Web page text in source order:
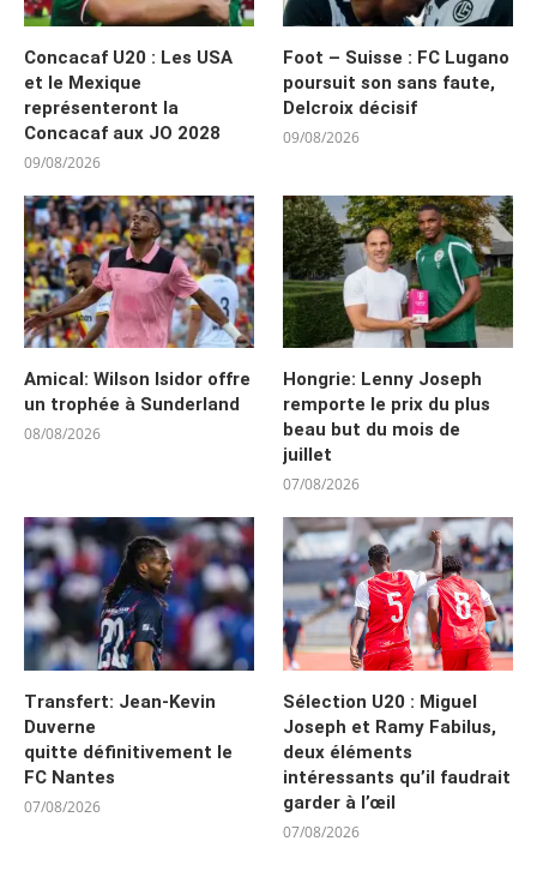
Concacaf U20 : Les USA
et le Mexique
représenteront la
Concacaf aux JO 2028
09/08/2026
Foot – Suisse : FC Lugano
poursuit son sans faute,
Delcroix décisif
09/08/2026
Amical: Wilson Isidor offre
un trophée à Sunderland
08/08/2026
Hongrie: Lenny Joseph
remporte le prix du plus
beau but du mois de
juillet
07/08/2026
Transfert: Jean-Kevin
Duverne
quitte définitivement le
FC Nantes
07/08/2026
Sélection U20 : Miguel
Joseph et Ramy Fabilus,
deux éléments
intéressants qu’il faudrait
garder à l’œil
07/08/2026